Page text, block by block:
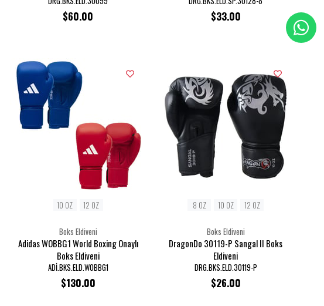
$60.00 $33.00
Boks Eldiveni
Adidas WOBBG1 World Boxing Onaylı
Boks Eldiveni
ADİ.BKS.ELD.WOBBG1
$130.00
10 OZ 12 OZ
Boks Eldiveni
DragonDo 30119-P Sangal II Boks
Eldiveni
DRG.BKS.ELD.30119-P
$26.00
8 OZ 10 OZ 12 OZ